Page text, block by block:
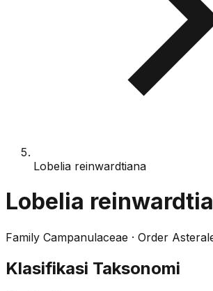
Lobelia reinwardtiana
Lobelia
Family Campanulaceae · Order
Klasifikasi Taksonomi